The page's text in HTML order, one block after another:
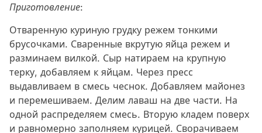
Приготовление:
Отваренную куриную грудку режем тонкими
брусочками. Сваренные вкрутую яйца режем и
разминаем вилкой. Сыр натираем на крупную
терку, добавляем к яйцам. Через пресс
выдавливаем в смесь чеснок. Добавляем майонез
и перемешиваем. Делим лаваш на две части. На
одной распределяем смесь. Вторую кладем поверх
и равномерно заполняем курицей. Сворачиваем